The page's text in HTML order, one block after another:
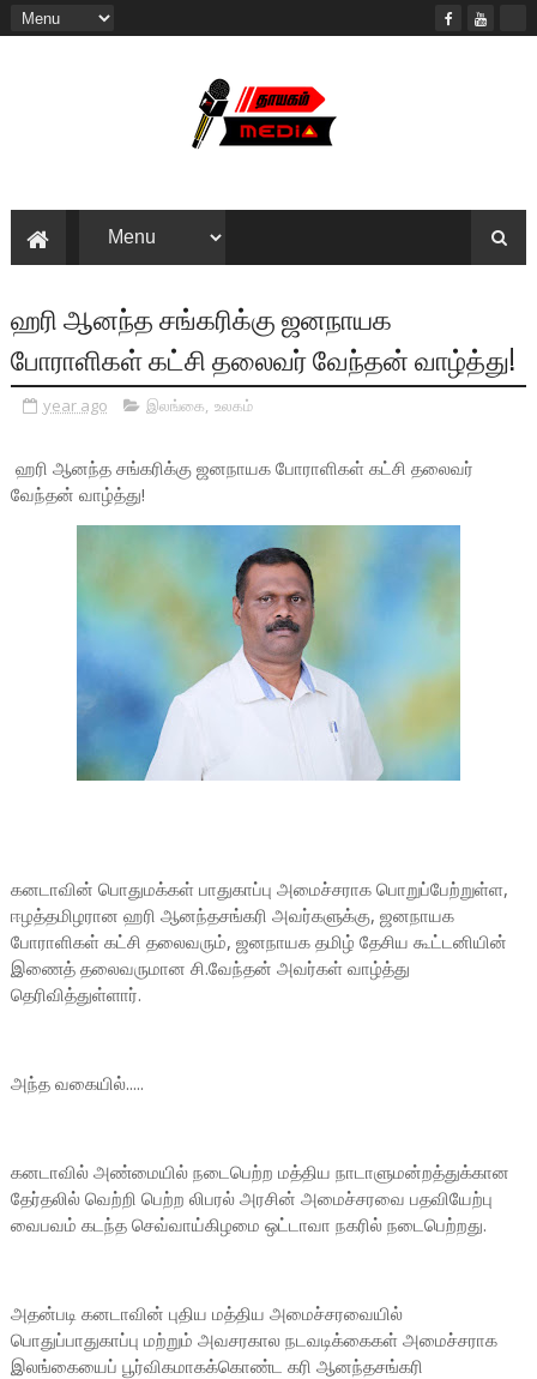
ஹரி ஆனந்த சங்கரிக்கு ஜனநாயக
போராளிகள் கட்சி தலைவர் வேந்தன் வாழ்த்து!
year ago இலங்கை, உலகம்
ஹரி ஆனந்த சங்கரிக்கு ஜனநாயக போராளிகள் கட்சி தலைவர்
வேந்தன் வாழ்த்து!
கனடாவின் பொதுமக்கள் பாதுகாப்பு அமைச்சராக பொறுப்பேற்றுள்ள,
ஈழத்தமிழரான ஹரி ஆனந்தசங்கரி அவர்களுக்கு, ஜனநாயக
போராளிகள் கட்சி தலைவரும், ஜனநாயக தமிழ் தேசிய கூட்டனியின்
இணைத் தலைவருமான சி.வேந்தன் அவர்கள் வாழ்த்து
தெரிவித்துள்ளார்.
அந்த வகையில்.....
கனடாவில் அண்மையில் நடைபெற்ற மத்திய நாடாளுமன்றத்துக்கான
தேர்தலில் வெற்றி பெற்ற லிபரல் அரசின் அமைச்சரவை பதவியேற்பு
வைபவம் கடந்த செவ்வாய்கிழமை ஒட்டாவா நகரில் நடைபெற்றது.
அதன்படி கனடாவின் புதிய மத்திய அமைச்சரவையில்
பொதுப்பாதுகாப்பு மற்றும் அவசரகால நடவடிக்கைகள் அமைச்சராக
இலங்கையைப் பூர்விகமாகக்கொண்ட கரி ஆனந்தசங்கரி